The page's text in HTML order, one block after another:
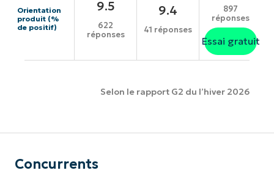
Orientation
produit (%
de positif)
9.5
622
réponses
9.4
41 réponses
897
réponses
Essai gratuit
Selon le rapport G2 du l’hiver 2026
Concurrents